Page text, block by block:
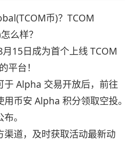
币)？TCOM
么样？
15日成为首个上线 TCOM
平台！
于 Alpha 交易开放后，前往
币安 Alpha 积分领取空投。
。
渠道，及时获取活动最新动